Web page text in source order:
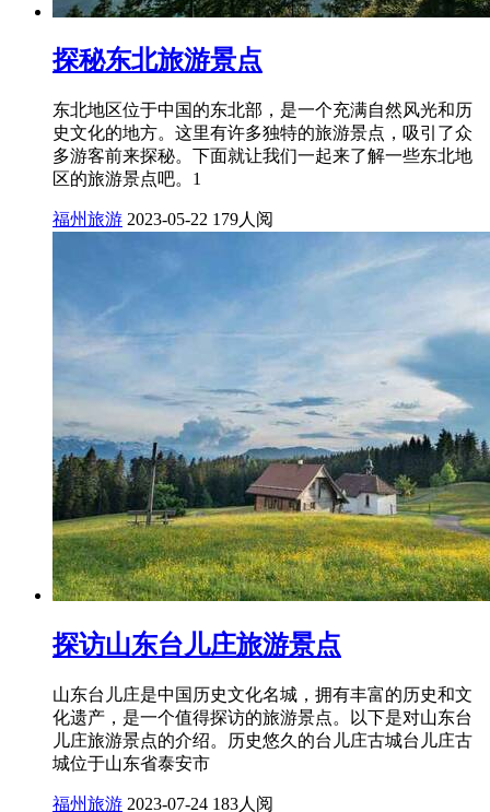
探秘东北旅游景点
东北地区位于中国的东北部，是一个充满自然风光和历
史文化的地方。这里有许多独特的旅游景点，吸引了众
多游客前来探秘。下面就让我们一起来了解一些东北地
区的旅游景点吧。1
福州旅游 2023-05-22 179人阅
探访山东台儿庄旅游景点
山东台儿庄是中国历史文化名城，拥有丰富的历史和文
化遗产，是一个值得探访的旅游景点。以下是对山东台
儿庄旅游景点的介绍。历史悠久的台儿庄古城台儿庄古
城位于山东省泰安市
福州旅游 2023-07-24 183人阅